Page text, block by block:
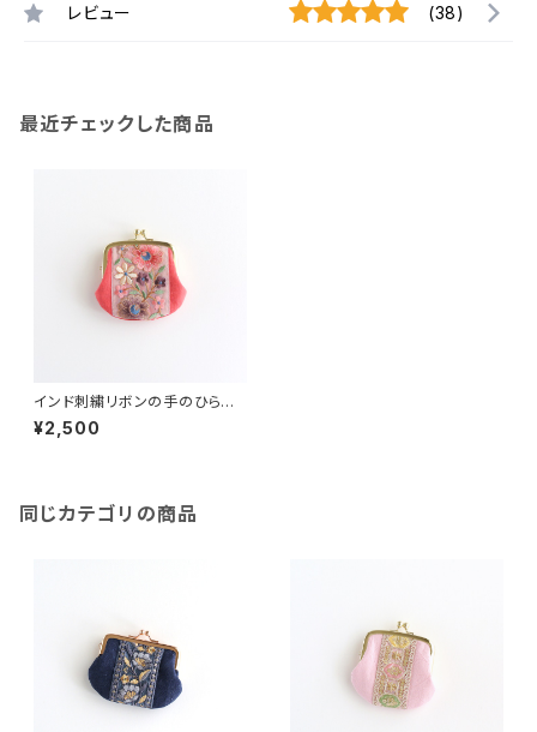
レビュー (38)
最近チェックした商品
インド刺繍リボンの手のひらが
ま口ポーチ
¥2,500
同じカテゴリの商品